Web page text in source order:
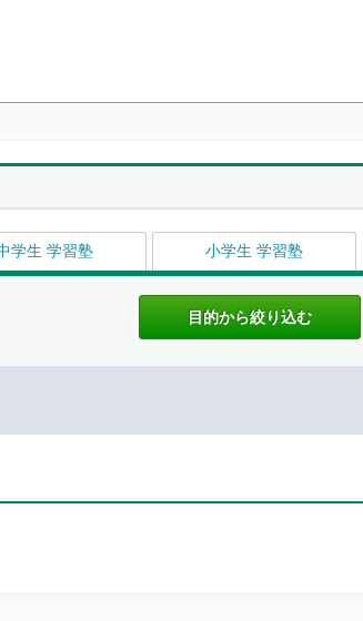
学生 学習塾 小学生 学習塾